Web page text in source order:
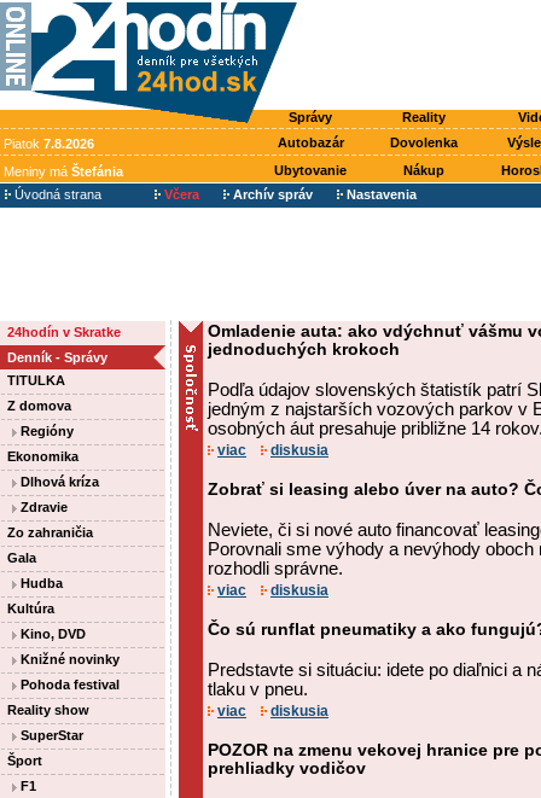
Správy Reality
Piatok 7.8.2026 Autobazár Dovolenka
Meniny má Štefánia Ubytovanie Nákup
Úvodná strana
Včera Archív správ Nastavenia
24hodín v Skratke
Denník - Správy
TITULKA
Z domova
Regióny
Ekonomika
Dlhová kríza
Zdravie
Zo zahraničia
Gala
Hudba
Kultúra
Kino, DVD
Knižné novinky
Pohoda festival
Reality show
SuperStar
Šport
F1
Omladenie auta: ako vdýchnuť vášmu
jednoduchých krokoch
Podľa údajov slovenských štatistík patrí
jedným z najstarších vozových parkov v
osobných áut presahuje približne 14
viac diskusia
Zobrať si leasing alebo úver na auto?
Neviete, či si nové auto financovať
Porovnali sme výhody a nevýhody
rozhodli správne.
viac diskusia
Čo sú runflat pneumatiky a ako
Predstavte si situáciu: idete po diaľnici a
tlaku v pneu.
viac diskusia
POZOR na zmenu vekovej hranice pre
prehliadky vodičov